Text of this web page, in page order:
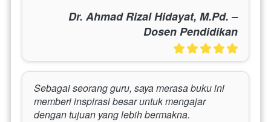
Dr. Ahmad Rizal Hidayat, M.Pd. –
Dosen Pendidikan
Sebagai seorang guru, saya merasa buku ini
memberi inspirasi besar untuk mengajar
dengan tujuan yang lebih bermakna.